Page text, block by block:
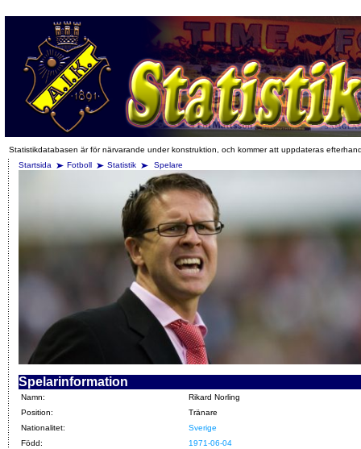
Statistikdatabasen är för närvarande under konstruktion, och kommer att uppdateras
Startsida
Fotboll Statistik Spelare
Spelarinformation
Namn:
Rikard Norling
Position:
Tränare
Nationalitet:
Sverige
Född:
1971-06-04